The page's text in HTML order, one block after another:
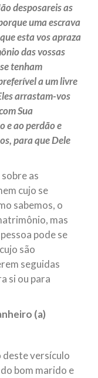
Islâmico no
o ex-ministro das
do Irã, Sr. Kamal
desposareis as
uma escrava
esta vos apraza
das vossas
tenham
a um livre
arrastam-vos
Sua
e ao perdão e
para que Dele
as
cujo se
sabemos, o
mas
pode se
são
seguidas
si ou para
(a)
versículo
bom marido e